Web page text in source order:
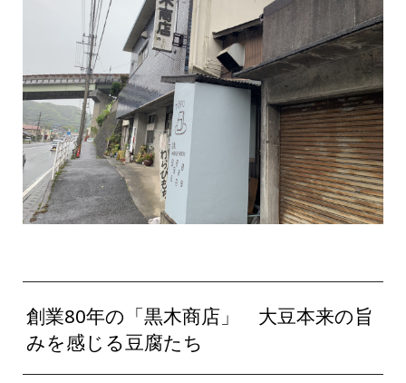
創業80年の「黒木商店」 大豆本来の旨
みを感じる豆腐たち